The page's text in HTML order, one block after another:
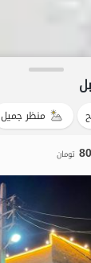
منظر جميل
تومان